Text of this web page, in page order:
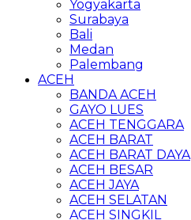
Yogyakarta
Surabaya
Bali
Medan
Palembang
ACEH
BANDA ACEH
GAYO LUES
ACEH TENGGARA
ACEH BARAT
ACEH BARAT DAYA
ACEH BESAR
ACEH JAYA
ACEH SELATAN
ACEH SINGKIL